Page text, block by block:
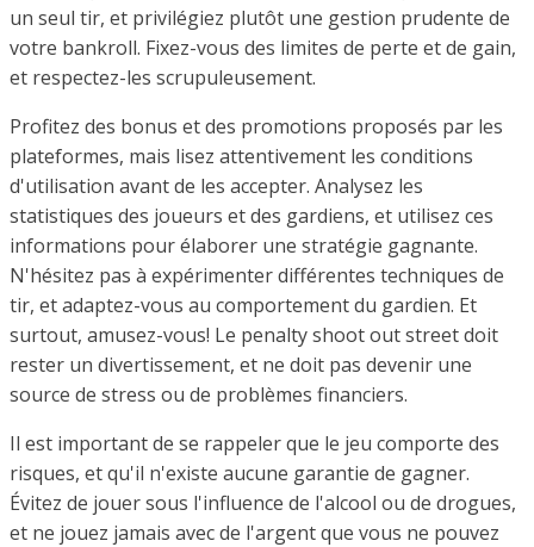
un seul tir, et privilégiez plutôt une gestion prudente de
votre bankroll. Fixez-vous des limites de perte et de gain,
et respectez-les scrupuleusement.
Profitez des bonus et des promotions proposés par les
plateformes, mais lisez attentivement les conditions
d'utilisation avant de les accepter. Analysez les
statistiques des joueurs et des gardiens, et utilisez ces
informations pour élaborer une stratégie gagnante.
N'hésitez pas à expérimenter différentes techniques de
tir, et adaptez-vous au comportement du gardien. Et
surtout, amusez-vous! Le penalty shoot out street doit
rester un divertissement, et ne doit pas devenir une
source de stress ou de problèmes financiers.
Il est important de se rappeler que le jeu comporte des
risques, et qu'il n'existe aucune garantie de gagner.
Évitez de jouer sous l'influence de l'alcool ou de drogues,
et ne jouez jamais avec de l'argent que vous ne pouvez